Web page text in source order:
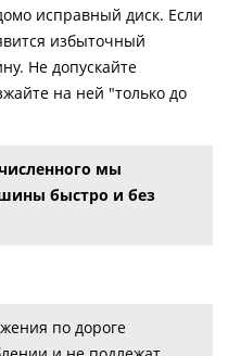
исправный диск. Если
избыточный
Не допускайте
на ней "только до
мы
быстро и без
по дороге